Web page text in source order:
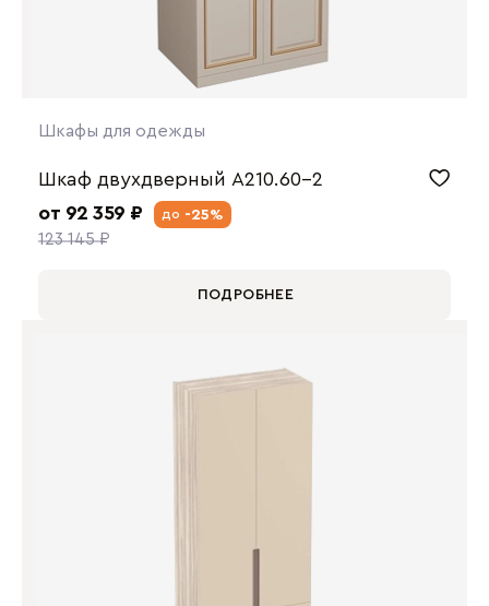
Шкафы для одежды
Шкаф двухдверный А210.60-2
от 92 359 ₽
123 145 ₽
до -25%
ПОДРОБНЕЕ